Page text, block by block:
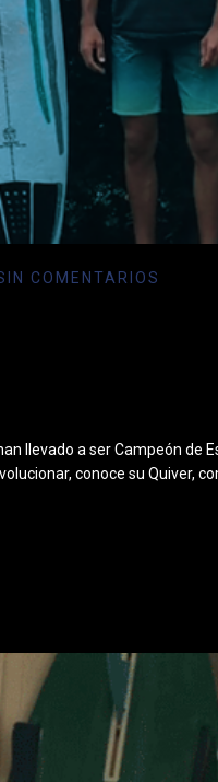
COMENTARIOS
llevado a ser Campeón de
conoce su Quiver,